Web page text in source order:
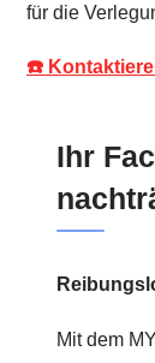
für die
☎️
Ihr
Mit dem